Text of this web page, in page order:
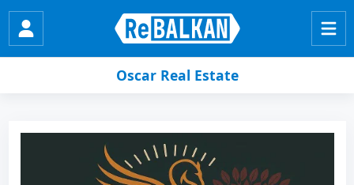
Oscar Real Estate